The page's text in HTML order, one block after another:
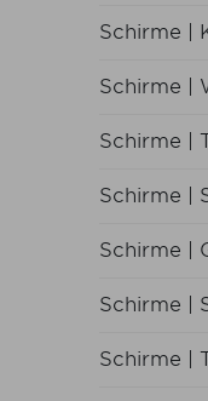
Schirme |
Schirme |
Schirme |
Schirme |
Schirme |
Schirme |
Schirme |